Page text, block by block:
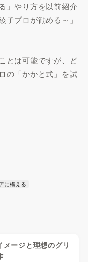
」やり方を以前紹介
子プロが勧める～」
とは可能ですが、ど
の「かかと式」を試
に構える
メージと理想のグリ